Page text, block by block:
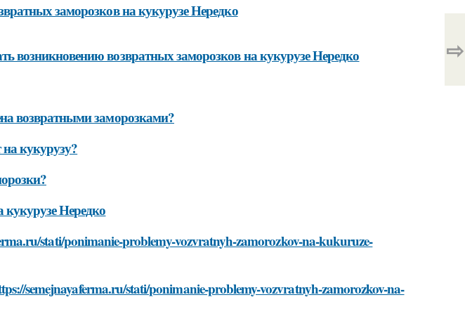
заморозков на кукурузе Нередко
возникновению возвратных заморозков на кукурузе Нередко
возвратными заморозками?
кукурузу?
кукурузе Нередко
stati/ponimanie-problemy-vozvratnyh-zamorozkov-na-kukuruze-
semejnayaferma.ru/stati/ponimanie-problemy-vozvratnyh-zamorozkov-na-
⇨